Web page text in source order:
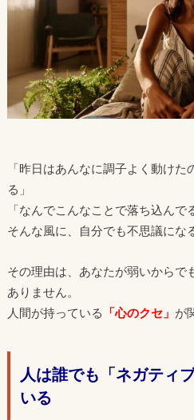
「昨日はあんなに調子よく動け
る」
「なんでこんなことで落ち込んで
そんな風に、自分でも不思議にな
その理由は、あなたが弱いからで
ありません。
人間が持っている
「心のクセ」 が
人は誰でも「ネガティ
いる